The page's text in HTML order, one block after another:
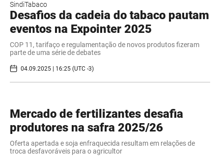
SindiTabaco
Desafios da cadeia do tabaco pautam
eventos na Expointer 2025
COP 11, tarifaço e regulamentação de novos produtos fizeram
parte de uma série de debates
04.09.2025 | 16:25 (UTC -3)
Mercado de fertilizantes desafia
produtores na safra 2025/26
Oferta apertada e soja enfraquecida resultam em relações de
troca desfavoráveis para o agricultor